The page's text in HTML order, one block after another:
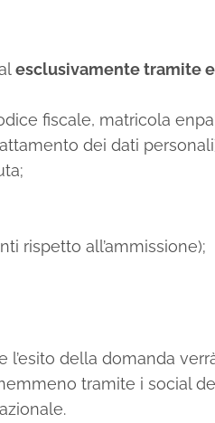
esclusivamente tramite
fiscale, matricola
dei dati
rispetto all’ammissione);
l’esito della domanda
tramite i social